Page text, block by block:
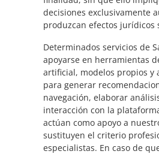
decisiones exclusivamente
produzcan efectos jurídicos
Determinados servicios de
apoyarse en herramientas
artificial, modelos propios y
para generar
navegación, elaborar
interacción con la
actúan como apoyo a
sustituyen el criterio
especialistas. En caso de